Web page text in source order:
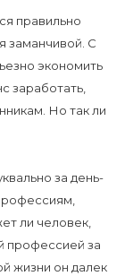
правильно
заманчивой. С
экономить
заработать,
Но так ли
за день-
ли человек,
профессией за
жизни он далек